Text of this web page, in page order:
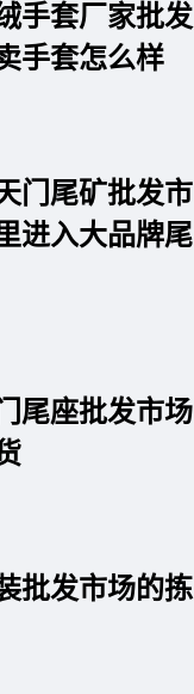
手套厂家批发
手套怎么样
门尾矿批发市
进入大品牌尾
尾座批发市场
批发市场的拣